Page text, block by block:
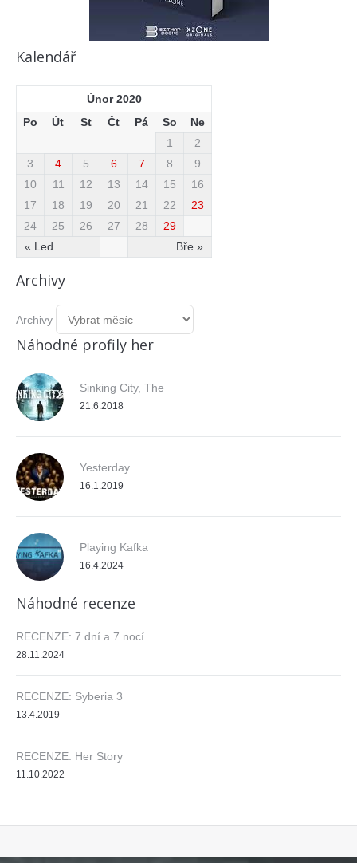
Kalendář
Únor 2020
Po
Út St Čt Pá So Ne
« Led Bře »
1
2
3
4 5 6 7 8
9
10
11 12 13 14 15
16
17
18 19 20 21 22
23
24
25 26 27 28 29
Archivy
Archivy
Náhodné profily her
Sinking City, The
21.6.2018
Yesterday
16.1.2019
Playing Kafka
16.4.2024
Náhodné recenze
RECENZE: 7 dní a 7 nocí
28.11.2024
RECENZE: Syberia 3
13.4.2019
RECENZE: Her Story
11.10.2022